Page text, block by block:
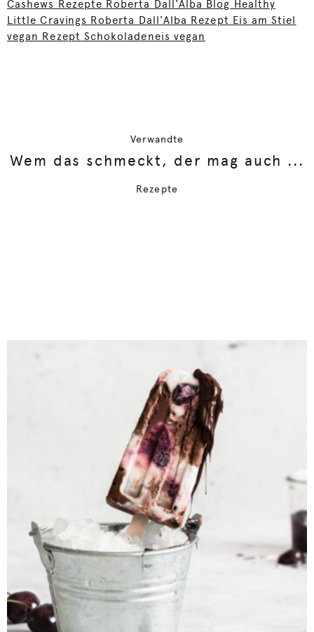
Cashews Rezepte Roberta Dall'Alba Blog Healthy
Little Cravings Roberta Dall'Alba Rezept Eis am Stiel
vegan Rezept Schokoladeneis vegan
Verwandte
Wem das schmeckt, der mag auch ...
Rezepte